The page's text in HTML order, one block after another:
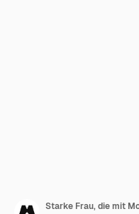
Starke Frau, die mit